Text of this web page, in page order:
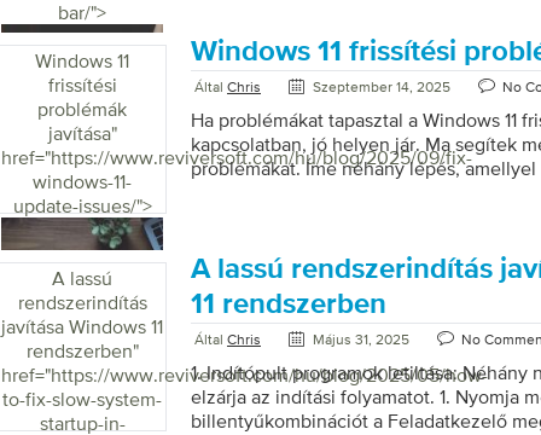
bar/">
Windows Intézőt . Kattintson rá jobb
Újraindítás lehetőséget. 2. Futtassa a
hibaelhárítót A Beállítások
menüpontra. Keresd meg a Keresés és
kattints a Futtatás gombra […]
Windows 11
frissítési
problémák
javítása"
href="https://www.reviversoft.com/hu/blog/2025/09/fix-
windows-11-
update-issues/">
Windows 11 frissítési
Által Chris Szeptember 14, 2025 No
Ha problémákat tapasztal a Windows 11
kapcsolatban, jó helyen jár. Ma segítek
problémákat. Íme néhány lépés,
számítógépét : Néha egy egyszerű
átmeneti hibákat. 3. Futtassa a Windows
Lépjen a Beállítások > Rendszer >
hibaelhárítók menüpontra. Keresd meg
kattints a Futtatás gombra. Frissítések
A lassú
rendszerindítás
javítása Windows 11
rendszerben"
href="https://www.reviversoft.com/hu/blog/2025/05/how-
to-fix-slow-system-
startup-in-
A lassú rendszerindítás
11 rendszerben
Által Chris Május 31, 2025 No
1. Indítópult programok letiltása: Néhány
elzárja az indítási folyamatot. 1. Nyomja
billentyűkombinációt a Feladatkezelő